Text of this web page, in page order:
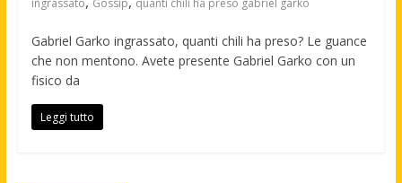
Gabriel Garko ingrassato, quanti chili ha preso? Le guance
che non mentono. Avete presente Gabriel Garko con un
fisico da
Leggi tutto